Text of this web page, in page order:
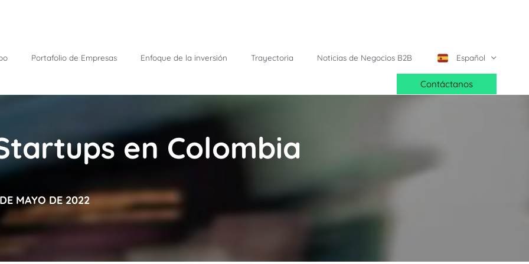
Portafolio de Empresas Enfoque de la inversión Trayectoria Noticias de Negocios B2B Español
Contáctanos
en Colombia
MAYO DE 2022